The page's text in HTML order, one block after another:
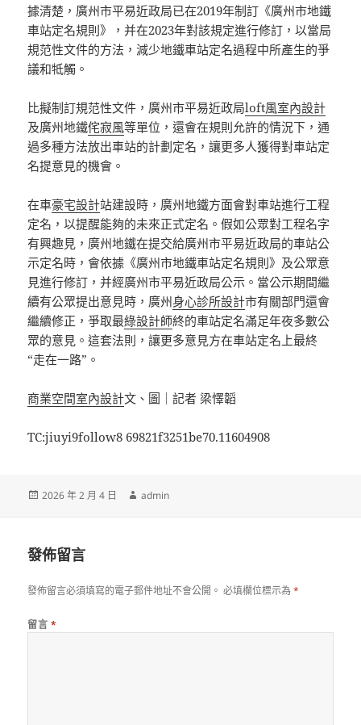
據清楚，廣州市平易近政局已在2019年制訂《廣州市地鐵
車站定名規則》，并在2023年對該規定進行修訂，以當局
規范性文件的方法，減少地鐵車站定名過程中所產生的爭
議和牴觸。
比擬制訂規范性文件，廣州市平易近政局loft風室內設計
及廣州地鐵侘寂風等單位，還會在規則允許的情況下，通
過多種方法放出車站的計劃定名，讓更多人獲得對車站定
名提意見的機會。
在車豪宅設計站建設時，廣州地鐵方面會對車站進行工程
定名，以提醒能夠的未來正式定名。假如公眾對工程名字
有興趣見，廣州地鐵在提交給廣州市平易近政局的車站公
示定名時，會依據《廣州市地鐵車站定名規則》及公眾意
見進行修訂，并經廣州市平易近政局公示。當公示期間繼
續有公眾提出意見時，廣州身心診所設計市有關部門還會
繼續修正，爭取最綠設計師終的車站定名滿足年夜多數公
眾的意見。這套法則，讓更多意見方在車站定名上最終
“走在一路”。
商業空間室內設計文、圖｜記者 梁懌韜
TC:jiuyi9follow8 69821f3251be70.11604908
發
2026 年 2 月 4 日
作
admin
發佈留言
發佈留言必須填寫的電子郵件地址不會公開。 必填欄位標示為*
留言 *